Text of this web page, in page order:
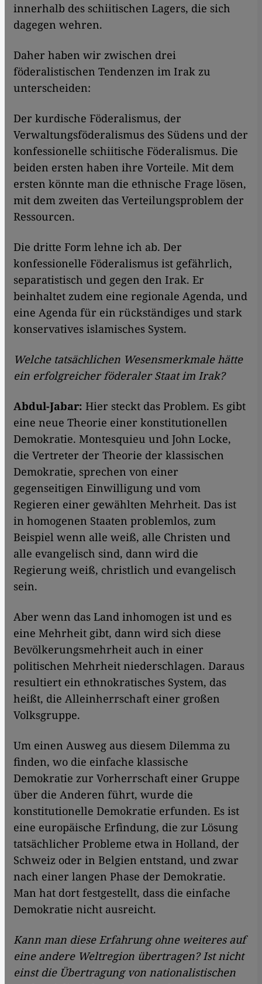
innerhalb des schiitischen Lagers, die sich
dagegen wehren.
Daher haben wir zwischen drei
föderalistischen Tendenzen im Irak zu
unterscheiden:
Der kurdische Föderalismus, der
Verwaltungsföderalismus des Südens und der
konfessionelle schiitische Föderalismus. Die
beiden ersten haben ihre Vorteile. Mit dem
ersten könnte man die ethnische Frage lösen,
mit dem zweiten das Verteilungsproblem der
Ressourcen.
Die dritte Form lehne ich ab. Der
konfessionelle Föderalismus ist gefährlich,
separatistisch und gegen den Irak. Er
beinhaltet zudem eine regionale Agenda, und
eine Agenda für ein rückständiges und stark
konservatives islamisches System.
Welche tatsächlichen Wesensmerkmale hätte
ein erfolgreicher föderaler Staat im Irak?
Abdul-Jabar: Hier steckt das Problem. Es gibt
eine neue Theorie einer konstitutionellen
Demokratie. Montesquieu und John Locke,
die Vertreter der Theorie der klassischen
Demokratie, sprechen von einer
gegenseitigen Einwilligung und vom
Regieren einer gewählten Mehrheit. Das ist
in homogenen Staaten problemlos, zum
Beispiel wenn alle weiß, alle Christen und
alle evangelisch sind, dann wird die
Regierung weiß, christlich und evangelisch
sein.
Aber wenn das Land inhomogen ist und es
eine Mehrheit gibt, dann wird sich diese
Bevölkerungsmehrheit auch in einer
politischen Mehrheit niederschlagen. Daraus
resultiert ein ethnokratisches System, das
heißt, die Alleinherrschaft einer großen
Volksgruppe.
Um einen Ausweg aus diesem Dilemma zu
finden, wo die einfache klassische
Demokratie zur Vorherrschaft einer Gruppe
über die Anderen führt, wurde die
konstitutionelle Demokratie erfunden. Es ist
eine europäische Erfindung, die zur Lösung
tatsächlicher Probleme etwa in Holland, der
Schweiz oder in Belgien entstand, und zwar
nach einer langen Phase der Demokratie.
Man hat dort festgestellt, dass die einfache
Demokratie nicht ausreicht.
Kann man diese Erfahrung ohne weiteres auf
eine andere Weltregion übertragen? Ist nicht
einst die Übertragung von nationalistischen